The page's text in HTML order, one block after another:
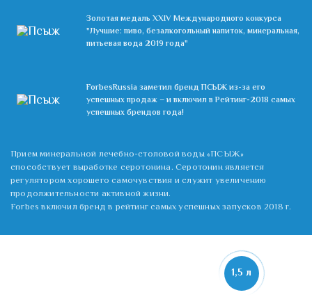
Золотая медаль XXIV Международного конкурса
"Лучшие: пиво, безалкогольный напиток, минеральная,
питьевая вода 2019 года"
ForbesRussia заметил бренд ПСЫЖ из-за его
успешных продаж – и включил в Рейтинг-2018 самых
успешных брендов года!
Прием минеральной лечебно-столовой воды «ПСЫЖ»
способствует выработке серотонина. Серотонин является
регулятором хорошего самочувствия и служит увеличению
продолжительности активной жизни.
Forbes включил бренд в рейтинг самых успешных запусков 2018 г.
1,5 л